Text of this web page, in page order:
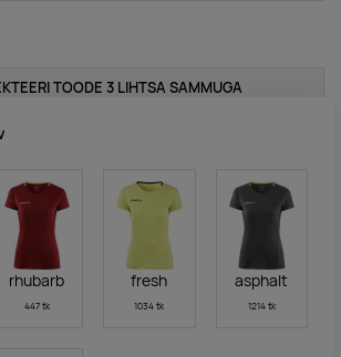
TOODE 3 LIHTSA SAMMUGA
rhubarb
447 tk
fresh
1034 tk
asphalt
1214 tk